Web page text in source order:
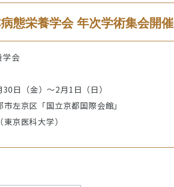
態栄養学会 年次学術集会開催
学会
日（金）～2月1日（日）
左京区「国立京都国際会館」
京医科大学）